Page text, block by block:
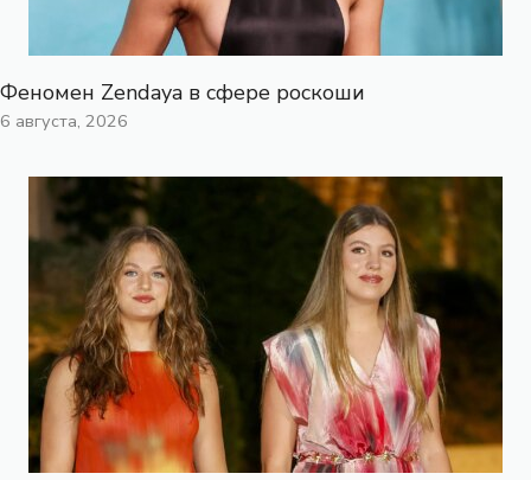
Феномен Zendaya в сфере роскоши
6 августа, 2026